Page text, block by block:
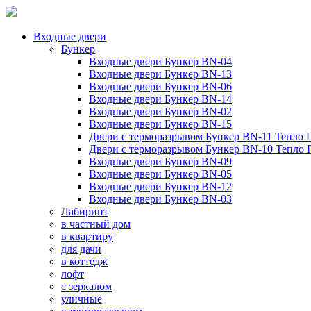
Входные двери
Бункер
Входные двери Бункер BN-04
Входные двери Бункер BN-13
Входные двери Бункер BN-06
Входные двери Бункер BN-14
Входные двери Бункер BN-02
Входные двери Бункер BN-15
Двери с терморазрывом Бункер BN-11 Тепло
Двери с терморазрывом Бункер BN-10 Тепло
Входные двери Бункер BN-09
Входные двери Бункер BN-05
Входные двери Бункер BN-12
Входные двери Бункер BN-03
Лабиринт
в частный дом
в квартиру
для дачи
в коттедж
лофт
с зеркалом
уличные